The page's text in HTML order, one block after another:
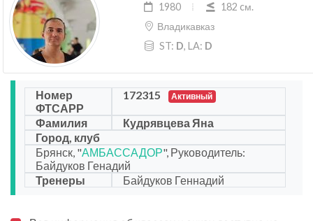
1980
182 cм.
Владикавказ
ST: D, LA: D
Номер
ФТСАРР
172315 Активный
Фамилия
Кудрявцева Яна
Город, клуб
Брянск, "АМБАССАДОР", Руководитель:
Байдуков Генадий
Тренеры
Байдуков Геннадий